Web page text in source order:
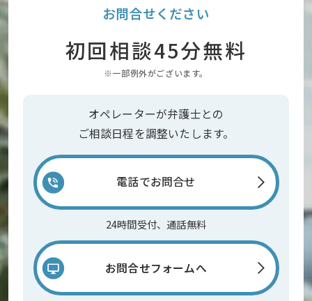
お問合せください
初回相談45分無料
※一部例外がございます。
オペレーターが弁護士との
ご相談日程を調整いたします。
電話でお問合せ
24時間受付、通話無料
お問合せフォームへ